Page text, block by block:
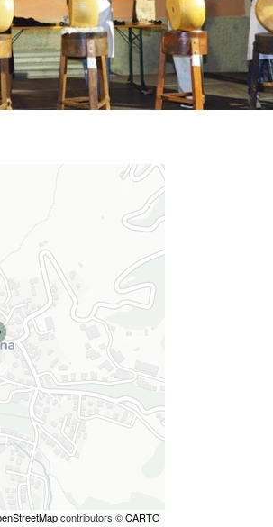
contributors ©CARTO